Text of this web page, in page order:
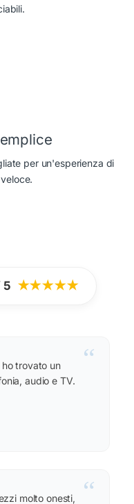
per un'esperienza di
5 ★★★★★
“
trovato un
audio e TV.
“
molto onesti,